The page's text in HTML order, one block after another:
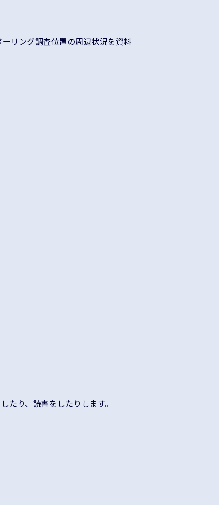
リング調査位置の周辺状況を資料
たり、読書をしたりします。